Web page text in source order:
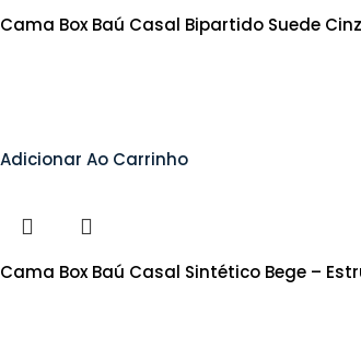
Cama Box Baú Casal Bipartido Suede
Adicionar Ao Carrinho
Cama Box Baú Casal Sintético Bege –